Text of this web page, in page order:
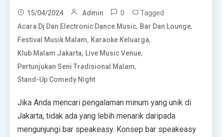
15/04/2024 Admin 0 Tagged
Acara Dj Dan Electronic Dance Music, Bar Dan Lounge,
Festival Musik Malam, Karaoke Keluarga,
Klub Malam Jakarta, Live Music Venue,
Pertunjukan Seni Tradisional Malam,
Stand-Up Comedy Night
Jika Anda mencari pengalaman minum yang unik di
Jakarta, tidak ada yang lebih menarik daripada
mengunjungi bar speakeasy. Konsep bar speakeasy